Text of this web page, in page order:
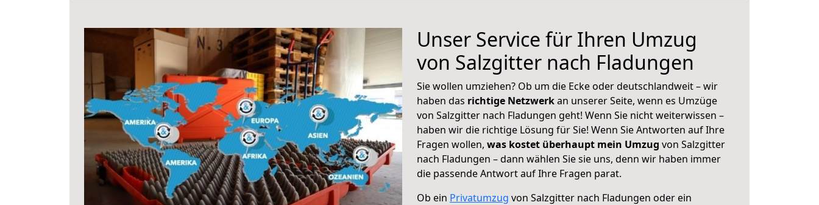
Unser Service für Ihren Umzug
von Salzgitter nach Fladungen
Sie wollen umziehen? Ob um die Ecke oder deutschlandweit – wir
haben das richtige Netzwerkan unserer Seite, wenn es Umzüge
von Salzgitter nach Fladungen geht! Wenn Sie nicht weiterwissen –
haben wir die richtige Lösung für Sie! Wenn Sie Antworten auf Ihre
Fragen wollen, was kostet überhaupt mein Umzug von Salzgitter
nach Fladungen – dann wählen Sie sie uns, denn wir haben immer
die passende Antwort auf Ihre Fragen parat.
Ob ein Privatumzug von Salzgitter nach Fladungen oder ein